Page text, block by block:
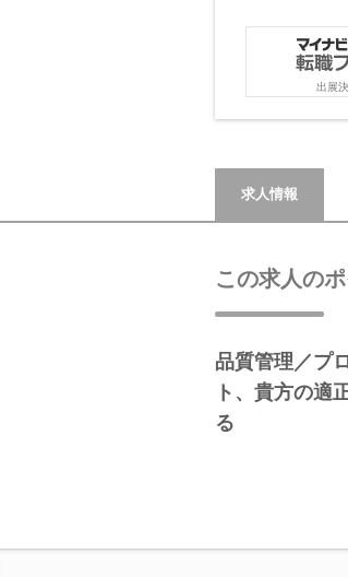
出展
求人情報
この求人の
品質管理／プ
ト、貴方の適
る